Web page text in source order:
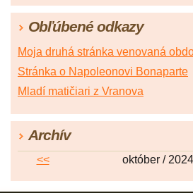
Obľúbené odkazy
Moja druhá stránka venovaná
Stránka o Napoleonovi Bonaparte
Mladí matičiari z Vranova
Archív
<< október / 2024